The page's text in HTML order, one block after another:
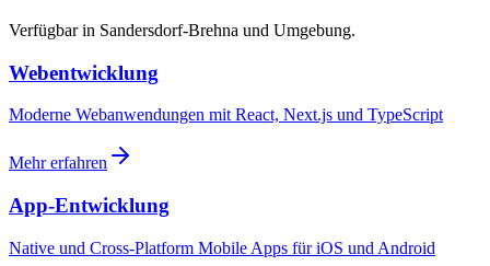
Verfügbar in Sandersdorf-Brehna und Umgebung.
Webentwicklung
Moderne Webanwendungen mit React, Next.js und TypeScript
Mehr erfahren
App-Entwicklung
Native und Cross-Platform Mobile Apps für iOS und Android